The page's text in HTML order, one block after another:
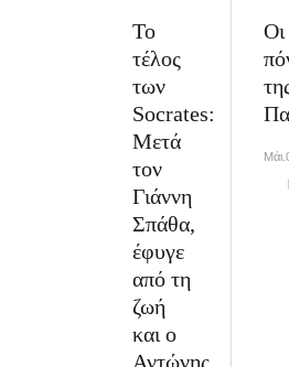
Το
τέλος
των
Socrates:
Μετά
τον
Γιάννη
Σπάθα,
έφυγε
από τη
ζωή
και ο
Αντώνης
Οι